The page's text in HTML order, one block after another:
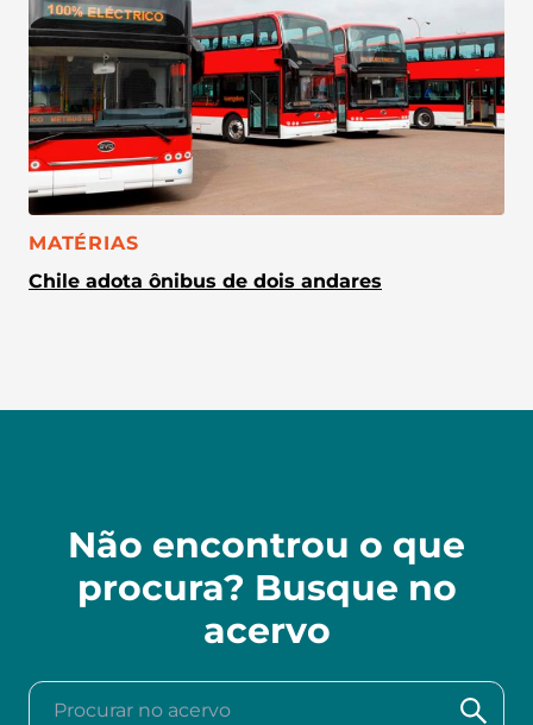
CATEGORIA:
MATÉRIAS
Chile adota ônibus de dois andares
Não encontrou o que
procura? Busque no
acervo
Procurar no acervo